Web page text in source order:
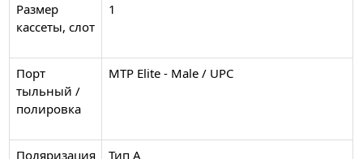
Размер
кассеты, слот
1
Порт
тыльный /
полировка
MTP Elite - Male / UPC
Поляризация Тип А